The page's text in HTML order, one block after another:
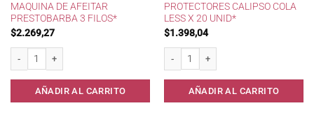
MAQUINA DE AFEITAR
PRESTOBARBA 3 FILOS*
$2.269,27
AÑADIR AL CARRITO
PROTECTORES CALIPSO COLA
LESS X 20 UNID*
$1.398,04
AÑADIR AL CARRITO